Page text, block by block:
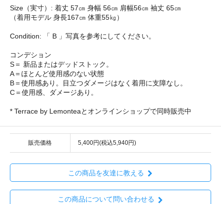
Size（実寸）: 着丈 57㎝ 身幅 56㎝ 肩幅56㎝ 袖丈 65㎝
（着用モデル 身長167㎝ 体重55㎏）
Condition: 「 B 」写真を参考にしてください。
コンデション
S＝ 新品またはデッドストック。
A＝ほとんど使用感のない状態
B＝使用感あり。目立つダメージはなく着用に支障なし。
C＝使用感、ダメージあり。
* Terrace by Lemonteaとオンラインショップで同時販売中
販売価格 5,400円(税込5,940円)
この商品を友達に教える
この商品について問い合わせる